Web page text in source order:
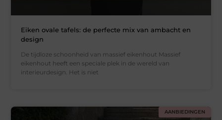
Eiken ovale tafels: de perfecte mix van ambacht en
design
De tijdloze schoonheid van massief eikenhout Massief
eikenhout heeft een speciale plek in de wereld van
interieurdesign. Het is niet
AANBIEDINGEN